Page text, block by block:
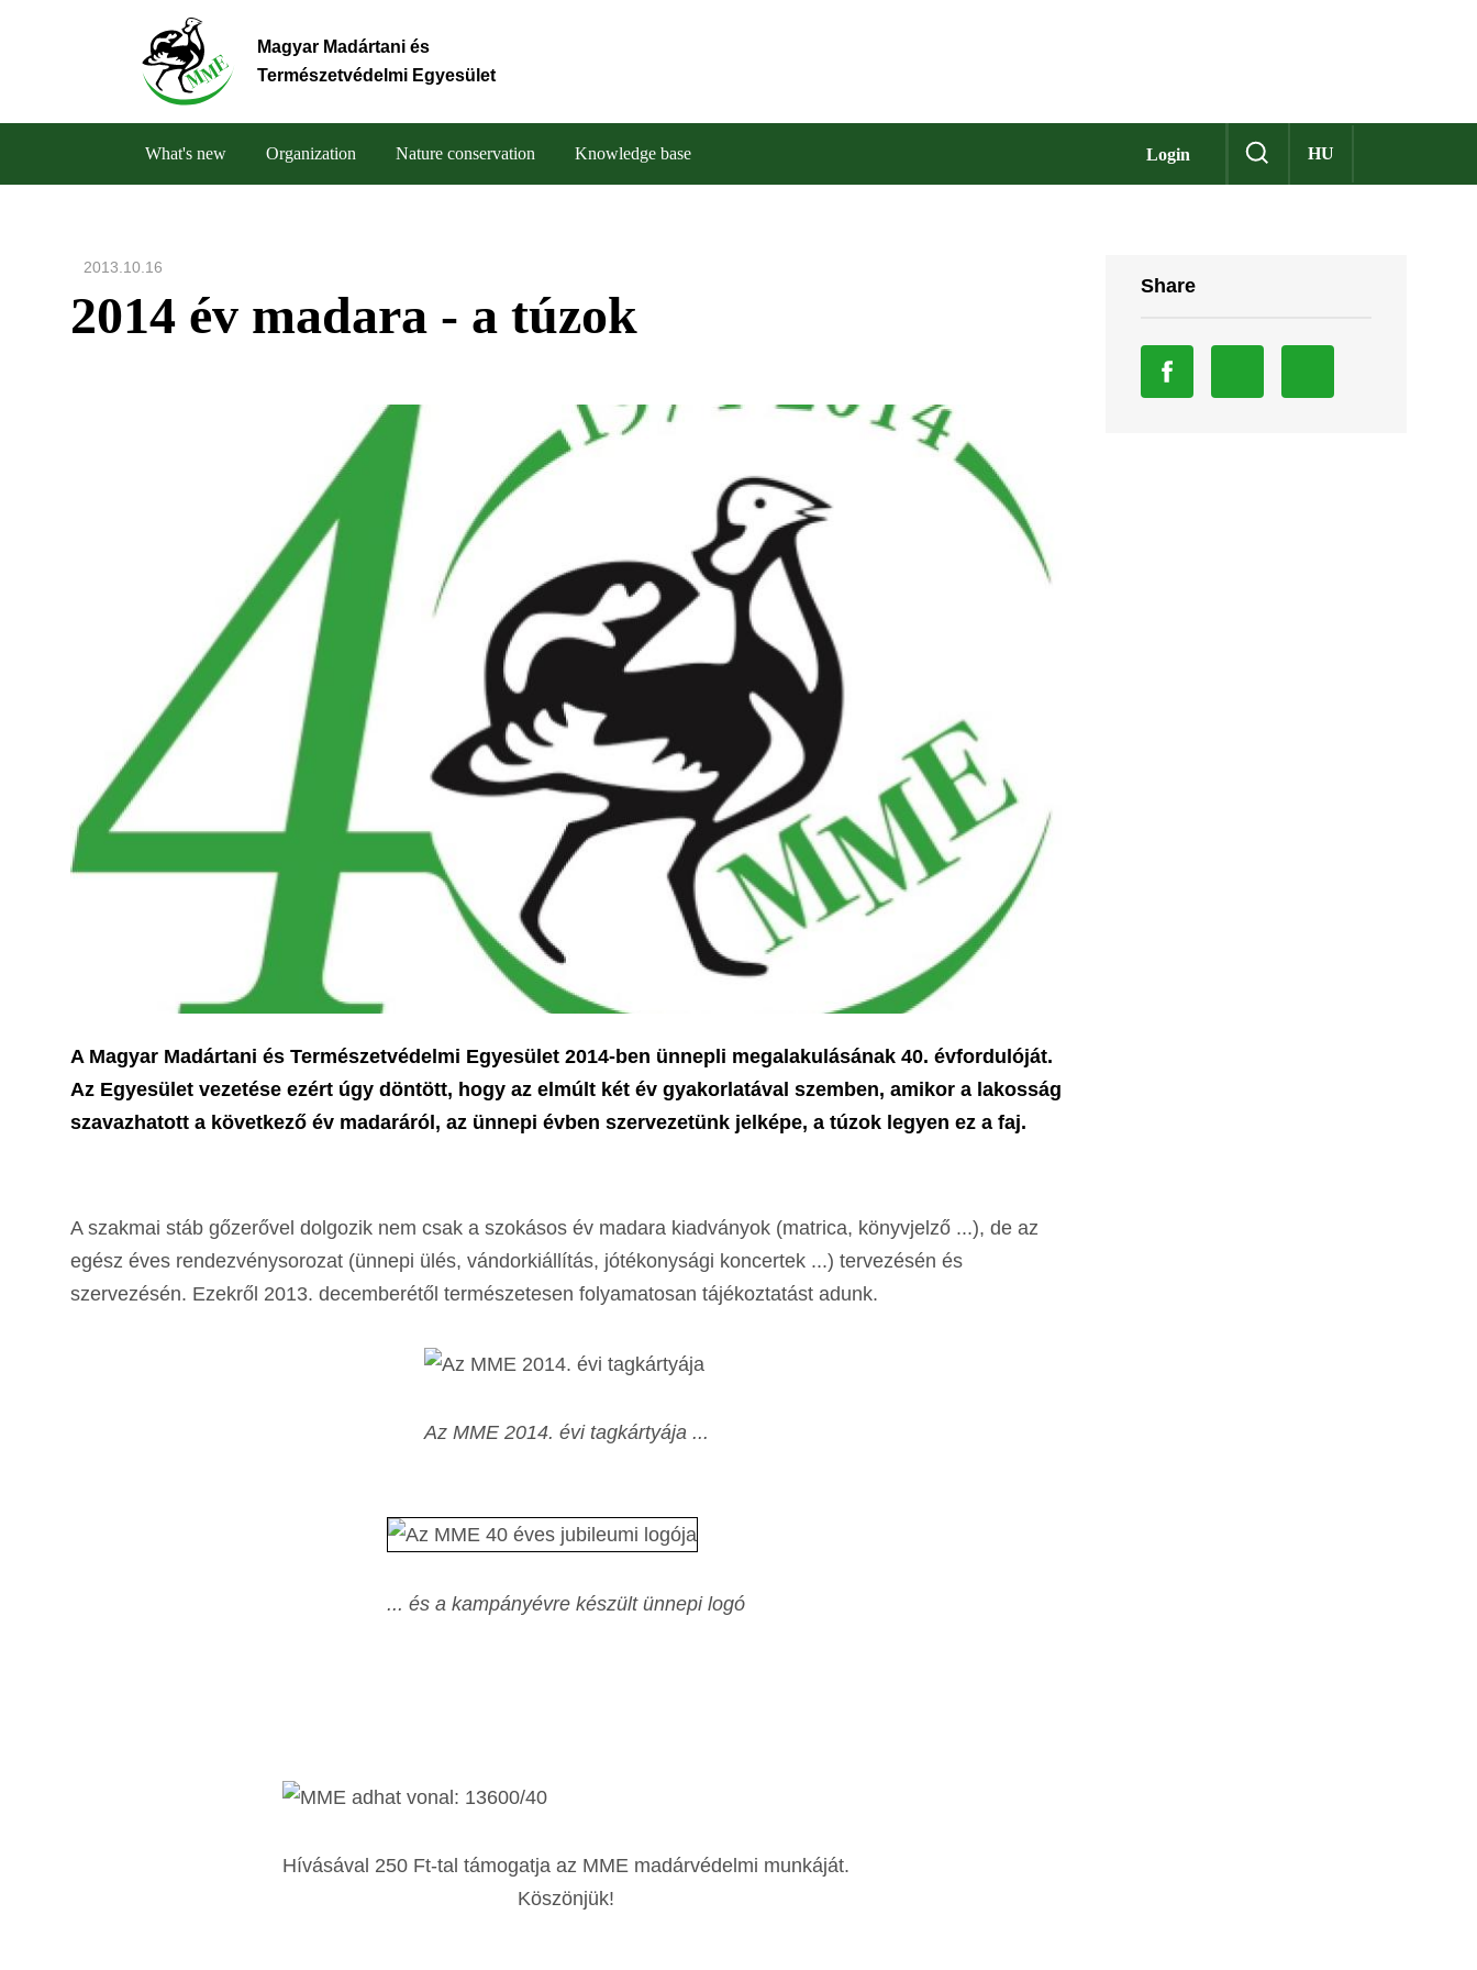
Magyar Madártani és
Természetvédelmi Egyesület
Login HU
navigation
What's new Organization Nature conservation Knowledge base
2013.10.16
2014 év madara - a túzok
A Magyar Madártani és Természetvédelmi Egyesület 2014-ben ünnepli megalakulásának 40. évfordulóját.
Az Egyesület vezetése ezért úgy döntött, hogy az elmúlt két év gyakorlatával szemben, amikor a lakosság
szavazhatott a következő év madaráról, az ünnepi évben szervezetünk jelképe, a túzok legyen ez a faj.
A szakmai stáb gőzerővel dolgozik nem csak a szokásos év madara kiadványok (matrica, könyvjelző ...), de az
egész éves rendezvénysorozat (ünnepi ülés, vándorkiállítás, jótékonysági koncertek ...) tervezésén és
szervezésén. Ezekről 2013. decemberétől természetesen folyamatosan tájékoztatást adunk.
Az MME 2014. évi tagkártyája ...
... és a kampányévre készült ünnepi logó
Hívásával 250 Ft-tal támogatja az MME madárvédelmi munkáját.
Köszönjük!
Share